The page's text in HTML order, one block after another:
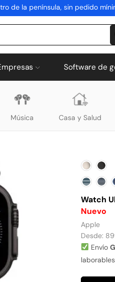
de la península, sin pedido
Software de
Música Casa y Salud
Watch
Nuevo
Apple
Desde:
Envío
laborables